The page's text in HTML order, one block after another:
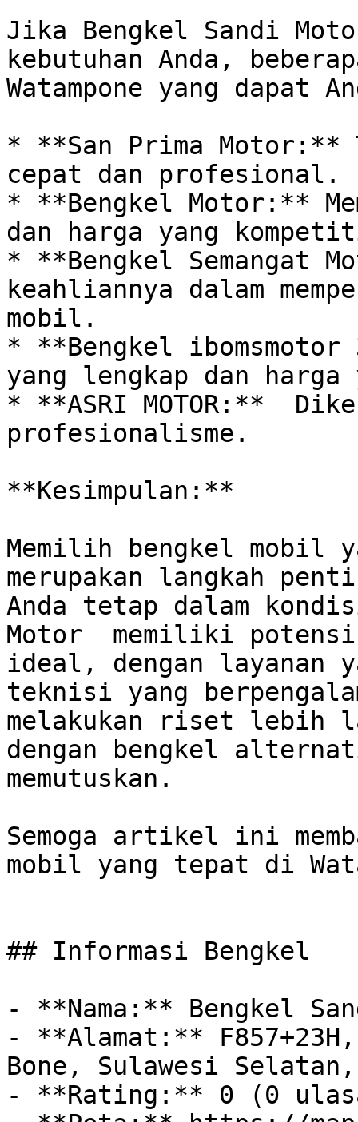
Jika Bengkel Sandi
kebutuhan Anda,
Watampone yang dapat
* **San Prima Motor:**
cepat dan profesional.
* **Bengkel Motor:**
dan harga yang
* **Bengkel Semangat
keahliannya dalam
mobil.
* **Bengkel ibomsmotor
yang lengkap dan
* **ASRI MOTOR:**
profesionalisme.
**Kesimpulan:**
Memilih bengkel mobil
merupakan langkah
Anda tetap dalam
Motor  memiliki
ideal, dengan layanan
teknisi yang
melakukan riset lebih
dengan bengkel
memutuskan.
Semoga artikel ini
mobil yang tepat di
## Informasi Bengkel
- **Nama:** Bengkel
- **Alamat:**
Bone, Sulawesi Selatan,
- **Rating:** 0 (0